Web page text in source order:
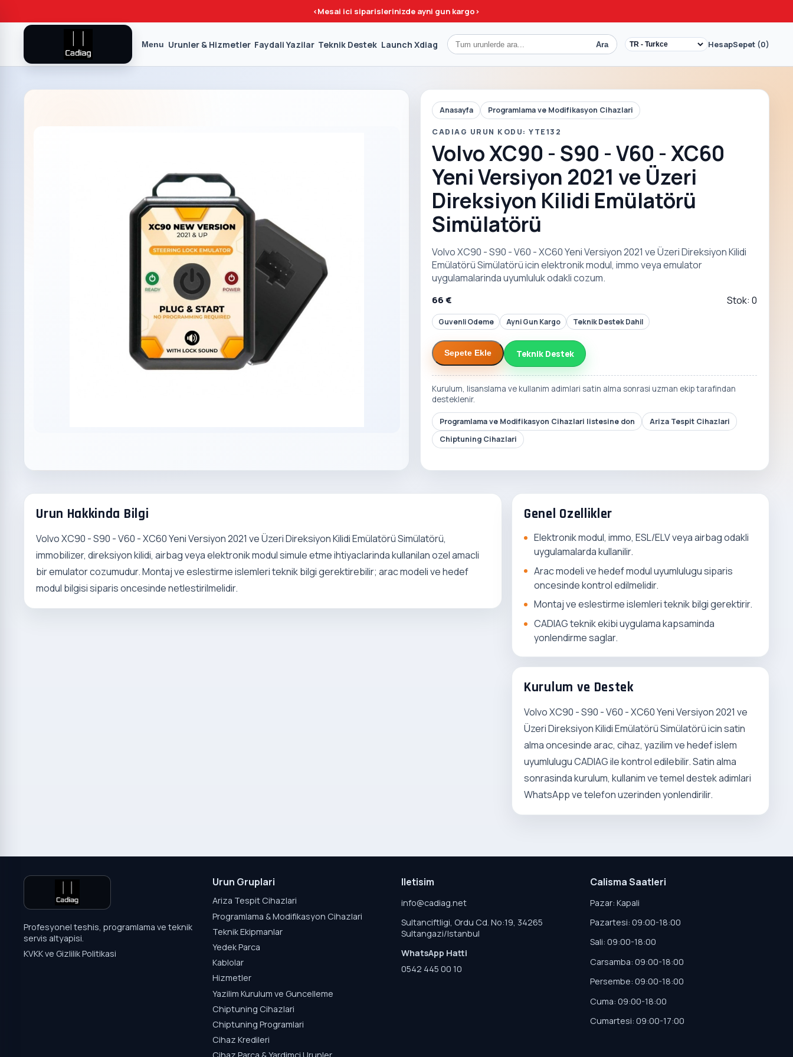
<Mesai ici siparislerinizde ayni gun kargo>
Menu Urunler & Hizmetler Faydali Yazilar Teknik Destek Launch Xdiag Ara HesapSepet (0)
Anasayfa Programlama ve Modifikasyon Cihazlari
CADIAG URUN KODU: YTE132
Volvo XC90 - S90 - V60 - XC60
Yeni Versiyon 2021 ve Üzeri
Direksiyon Kilidi Emülatörü
Simülatörü
Volvo XC90 - S90 - V60 - XC60 Yeni Versiyon 2021 ve Üzeri Direksiyon Kilidi
Emülatörü Simülatörü icin elektronik modul, immo veya emulator
uygulamalarinda uyumluluk odakli cozum.
66 € Stok: 0
Guvenli Odeme Ayni Gun Kargo Teknik Destek Dahil
Sepete Ekle Teknik Destek
Kurulum, lisanslama ve kullanim adimlari satin alma sonrasi uzman ekip tarafindan
desteklenir.
Programlama ve Modifikasyon Cihazlari listesine don
Ariza Tespit Cihazlari
Chiptuning Cihazlari
Urun Hakkinda Bilgi
Volvo XC90 - S90 - V60 - XC60 Yeni Versiyon 2021 ve Üzeri Direksiyon Kilidi Emülatörü Simülatörü,
immobilizer, direksiyon kilidi, airbag veya elektronik modul simule etme ihtiyaclarinda kullanilan ozel amacli
bir emulator cozumudur. Montaj ve eslestirme islemleri teknik bilgi gerektirebilir; arac modeli ve hedef
modul bilgisi siparis oncesinde netlestirilmelidir.
Genel Ozellikler
Elektronik modul, immo, ESL/ELV veya airbag odakli
uygulamalarda kullanilir.
Arac modeli ve hedef modul uyumlulugu siparis
oncesinde kontrol edilmelidir.
Montaj ve eslestirme islemleri teknik bilgi gerektirir.
CADIAG teknik ekibi uygulama kapsaminda
yonlendirme saglar.
Kurulum ve Destek
Volvo XC90 - S90 - V60 - XC60 Yeni Versiyon 2021 ve
Üzeri Direksiyon Kilidi Emülatörü Simülatörü icin satin
alma oncesinde arac, cihaz, yazilim ve hedef islem
uyumlulugu CADIAG ile kontrol edilebilir. Satin alma
sonrasinda kurulum, kullanim ve temel destek adimlari
WhatsApp ve telefon uzerinden yonlendirilir.
Profesyonel teshis, programlama ve teknik
servis altyapisi.
KVKK ve Gizlilik Politikasi
Urun Gruplari
Ariza Tespit Cihazlari
Programlama & Modifikasyon Cihazlari
Teknik Ekipmanlar
Yedek Parca
Kablolar
Hizmetler
Yazilim Kurulum ve Guncelleme
Chiptuning Cihazlari
Chiptuning Programlari
Cihaz Kredileri
Iletisim
info@cadiag.net
Sultanciftligi, Ordu Cd. No:19, 34265
Sultangazi/Istanbul
WhatsApp Hatti
0542 445 00 10
Calisma Saatleri
Pazar: Kapali
Pazartesi: 09:00-18:00
Sali: 09:00-18:00
Carsamba: 09:00-18:00
Persembe: 09:00-18:00
Cuma: 09:00-18:00
Cumartesi: 09:00-17:00